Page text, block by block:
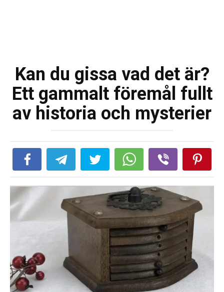
Kan du gissa vad det är?
Ett gammalt föremål fullt
av historia och mysterier